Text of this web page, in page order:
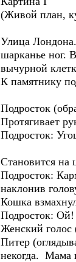
(Живой план,
Улица
шарканье ног.
вычурной
К памятнику
Подросток
Протягивает
Подросток:
Становится на
Подросток:
наклонив
Кошка
Подросток: Ой!
Женский голос
Питер
некогда. Мама